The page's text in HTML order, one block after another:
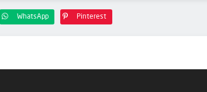
WhatsApp Pinterest